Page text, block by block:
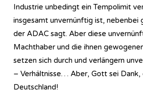
Industrie unbedingt ein Tempolimit
insgesamt unvernünftig ist, nebenbei
der ADAC sagt. Aber diese
Machthaber und die ihnen
setzen sich durch und verlängern
– Verhältnisse… Aber, Gott sei Dank,
Deutschland!